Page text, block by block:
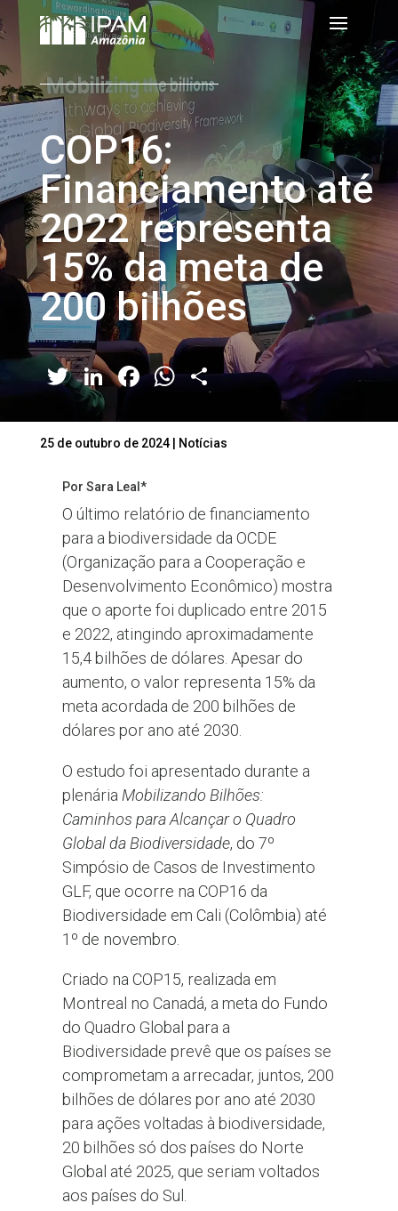
COP16:
Financiamento até
2022 representa
15% da meta de
200 bilhões
Twitter
LinkedIn
Facebook
WhatsApp
Share
25 de outubro de 2024| Notícias
Por Sara Leal*
O último relatório de financiamento
para a biodiversidade da OCDE
(Organização para a Cooperação e
Desenvolvimento Econômico) mostra
que o aporte foi duplicado entre 2015
e 2022, atingindo aproximadamente
15,4 bilhões de dólares. Apesar do
aumento, o valor representa 15% da
meta acordada de 200 bilhões de
dólares por ano até 2030.
O estudo foi apresentado durante a
plenária Mobilizando Bilhões:
Caminhos para Alcançar o Quadro
Global da Biodiversidade, do 7º
Simpósio de Casos de Investimento
GLF, que ocorre na COP16 da
Biodiversidade em Cali (Colômbia) até
1º de novembro.
Criado na COP15, realizada em
Montreal no Canadá, a meta do Fundo
do Quadro Global para a
Biodiversidade prevê que os países se
comprometam a arrecadar, juntos, 200
bilhões de dólares por ano até 2030
para ações voltadas à biodiversidade,
20 bilhões só dos países do Norte
Global até 2025, que seriam voltados
aos países do Sul.